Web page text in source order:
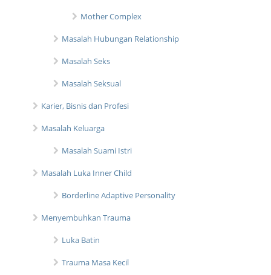
Mother Complex
Masalah Hubungan Relationship
Masalah Seks
Masalah Seksual
Karier, Bisnis dan Profesi
Masalah Keluarga
Masalah Suami Istri
Masalah Luka Inner Child
Borderline Adaptive Personality
Menyembuhkan Trauma
Luka Batin
Trauma Masa Kecil